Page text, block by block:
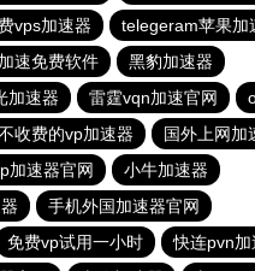
vps加速器
telegeram苹果加
速免费软件
黑豹加速器
加速器 雷霆vqn加速官网
收费的vp加速器
国外上网加
加速器官网
小牛加速器
手机外国加速器官网
免费vp试用一小时
快连pvn加